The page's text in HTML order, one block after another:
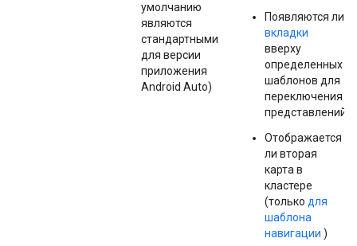
умолчанию
являются
стандартными
для версии
приложения
Android Auto)
Появляются ли
вкладки
вверху
определенных
шаблонов для
переключения
представлений
Отображается
ли вторая
карта в
кластере
(только для
шаблона
навигации )